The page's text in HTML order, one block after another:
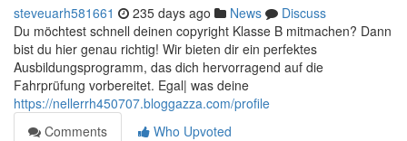
steveuarh581661 235 days ago News
Discuss
Du möchtest schnell deinen copyright Klasse B mitmachen? Dann
bist du hier genau richtig! Wir bieten dir ein perfektes
Ausbildungsprogramm, das dich hervorragend auf die
Fahrprüfung vorbereitet. Egal| was deine
https://nellerrh450707.bloggazza.com/profile
Comments
Who Upvoted